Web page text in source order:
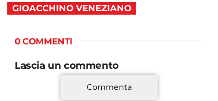
GIOACCHINO VENEZIANO
0 COMMENTI
Lascia un commento
*
Commenta